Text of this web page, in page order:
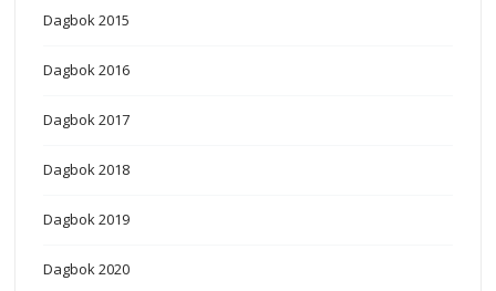
Dagbok 2015
Dagbok 2016
Dagbok 2017
Dagbok 2018
Dagbok 2019
Dagbok 2020